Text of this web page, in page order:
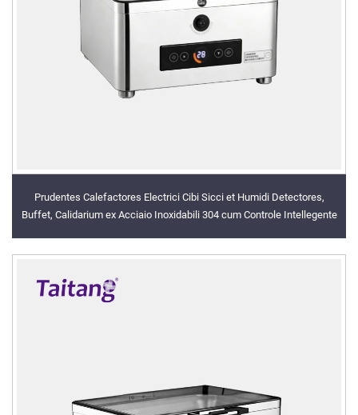
Prudentes Calefactores Electrici Cibi Sicci et Humidi Detectores,
Buffet, Calidarium ex Acciaio Inoxidabili 304 cum Controle Intellegente